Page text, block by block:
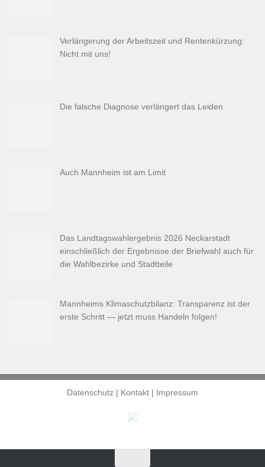
Verlängerung der Arbeitszeit und Rentenkürzung:
Nicht mit uns!
Die falsche Diagnose verlängert das Leiden
Auch Mannheim ist am Limit
Das Landtagswahlergebnis 2026 Neckarstadt
einschließlich der Ergebnisse der Briefwahl auch für
die Wahlbezirke und Stadtteile
Mannheims Klimaschutzbilanz: Transparenz ist der
erste Schritt — jetzt muss Handeln folgen!
Datenschutz | Kontakt | Impressum